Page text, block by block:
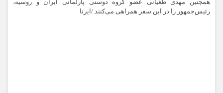
همچنین مهدی طغیانی عضو گروه دوستی پارلمانی ایران و روسیه،
رئیس‌جمهور را در این سفر همراهی می‌کنند./ایرنا